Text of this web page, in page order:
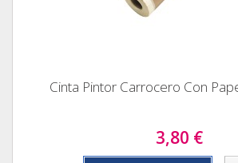
Cinta Pintor Carrocero Con
3,80 €